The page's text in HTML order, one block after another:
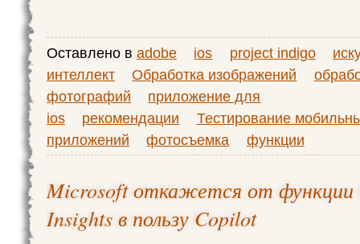
Оставлено в adobe ios project indigo
интеллект
Обработка изображений
фотографий
приложение для
ios
рекомендации
Тестирование
приложений
фотосъемка функции
Microsoft откажется от функции
Insights в пользу Copilot